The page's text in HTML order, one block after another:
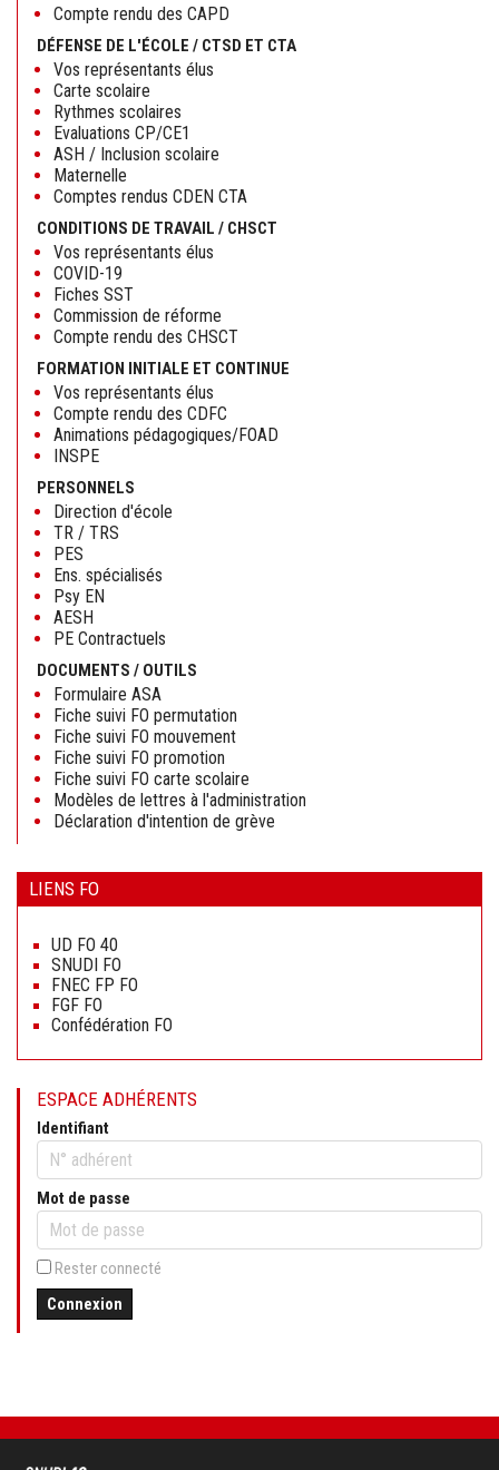
Compte rendu des CAPD
DÉFENSE DE L'ÉCOLE / CTSD ET CTA
Vos représentants élus
Carte scolaire
Rythmes scolaires
Evaluations CP/CE1
ASH / Inclusion scolaire
Maternelle
Comptes rendus CDEN CTA
CONDITIONS DE TRAVAIL / CHSCT
Vos représentants élus
COVID-19
Fiches SST
Commission de réforme
Compte rendu des CHSCT
FORMATION INITIALE ET CONTINUE
Vos représentants élus
Compte rendu des CDFC
Animations pédagogiques/FOAD
INSPE
PERSONNELS
Direction d'école
TR / TRS
PES
Ens. spécialisés
Psy EN
AESH
PE Contractuels
DOCUMENTS / OUTILS
Formulaire ASA
Fiche suivi FO permutation
Fiche suivi FO mouvement
Fiche suivi FO promotion
Fiche suivi FO carte scolaire
Modèles de lettres à l'administration
Déclaration d'intention de grève
LIENS FO
contenu
UD FO 40
SNUDI FO
FNEC FP FO
FGF FO
Confédération FO
ESPACE ADHÉRENTS
Identifiant
Mot de passe
Rester connecté
Connexion